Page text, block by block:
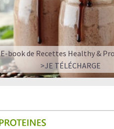
E-book de Recettes Healthy &
>JE TÉLÉCHARGE